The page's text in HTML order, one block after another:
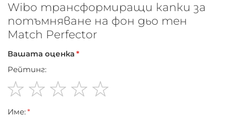
Wibo трансформиращи капки за
потъмняване на фон дьо тен
Match Perfector
Вашата оценка
Рейтинг:
star
stars
stars
stars
stars
Име: